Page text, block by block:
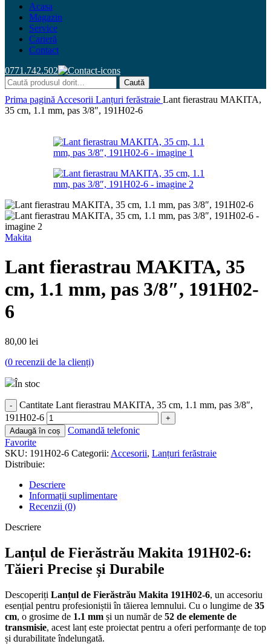
Acasa
Magazin
Service
Carieră
Contact
0771.742.502
Caută
Prima pagină Accesorii Lanțuri ferăstraie Lant fierastrau MAKITA,
35 cm, 1.1 mm, pas 3/8″, 191H02-6
Makita
Lant fierastrau MAKITA, 35
cm, 1.1 mm, pas 3/8″, 191H02-
6
80,00 lei
(0 recenzii de la clienți)
În stoc
Cantitate Lant fierastrau MAKITA, 35 cm, 1.1 mm, pas 3/8″,
191H02-6
Adaugă în coș
Comandă telefonic
Favorite
SKU: 191H02-6 Categorii: Accesorii, Lanțuri ferăstraie
Distribuie:
Descriere
Informații suplimentare
Recenzii (0)
Descriere
Lanțul de Fierăstrău Makita 191H02-6:
Tăieri Precise și Durabile
Descoperiți Lanțul de Fierăstrău Makita 191H02-6, un accesoriu
esențial pentru profesioniștii în tăierea lemnului. Cu o lungime de 35
cm, o grosime de 1.1 mm și un număr de 52 de elemente de
transmisie, acest lanț este proiectat pentru a oferi performanțe de top
și durabilitate îndelungată.